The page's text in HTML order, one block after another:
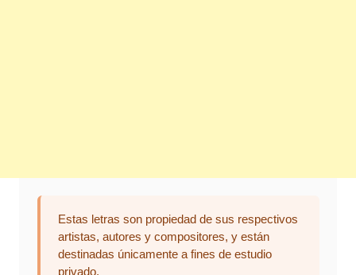
Estas letras son propiedad de sus respectivos
artistas, autores y compositores, y están
destinadas únicamente a fines de estudio
privado.